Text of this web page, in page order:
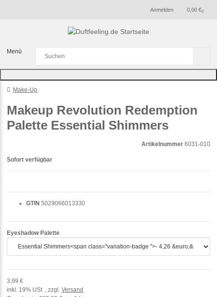
Anmelden 0
0,00 €
Menü
Make-Up
Makeup Revolution Redemption
Palette Essential Shimmers
Artikelnummer 6031-010
GTIN 5029066013330
Eyeshadow Palette
3,99 €
inkl. 19% USt. , zzgl. Versand
Sofort verfügbar